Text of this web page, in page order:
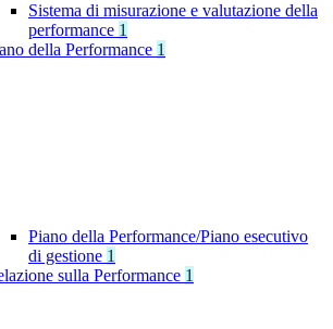
Sistema di misurazione e valutazione della
performance 1
della Performance 1
Piano della Performance/Piano esecutivo
di gestione 1
sulla Performance 1